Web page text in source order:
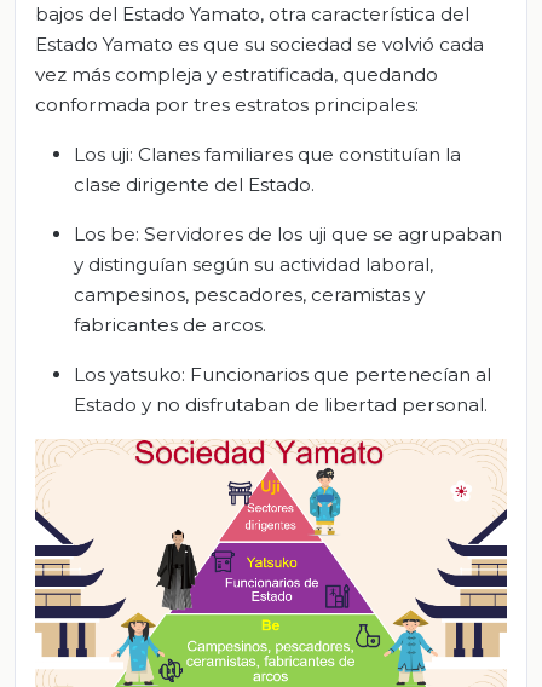
bajos del Estado Yamato, otra característica del
Estado Yamato es que su sociedad se volvió cada
vez más compleja y estratificada, quedando
conformada por tres estratos principales:
Los uji: Clanes familiares que constituían la
clase dirigente del Estado.
Los be: Servidores de los uji que se agrupaban
y distinguían según su actividad laboral,
campesinos, pescadores, ceramistas y
fabricantes de arcos.
Los yatsuko: Funcionarios que pertenecían al
Estado y no disfrutaban de libertad personal.